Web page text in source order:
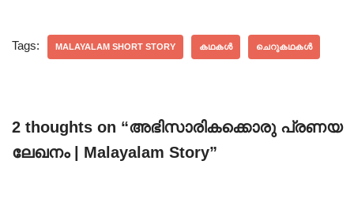
Tags: MALAYALAM SHORT STORY കഥകൾ ചെറുകഥകൾ
2 thoughts on “അഭിസാരികക്കൊരു പ്രണയ
ലേഖനം | Malayalam Story”